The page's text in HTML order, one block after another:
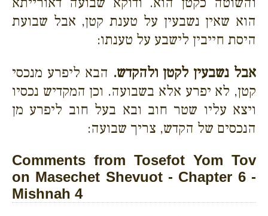
הוא שאין נשבעין על טענת קטן, אבל שבועת
היסת חייבין לישבע על טענתו:
אבל נשבעין לקטן ולהקדש. הבא ליפרע מנכסי
קטן, לא יפרע אלא בשבועה. וכן המקדיש נכסיו
ויצא עליו שטר חוב ובא בעל חוב ליפרע מן
הנכסים של הקדש, צריך שבועה:
Comments from Tosefot Yom Tov
on Masechet Shevuot - Chapter 6 -
Mishnah 4